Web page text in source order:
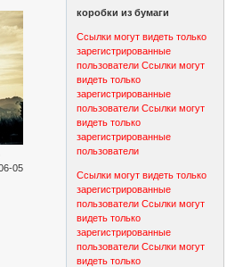
05
коробки из бумаги
Ссылки могут видеть только
зарегистрированные
пользователи Ссылки могут
видеть только
зарегистрированные
пользователи Ссылки могут
видеть только
зарегистрированные
пользователи
Ссылки могут видеть только
зарегистрированные
пользователи Ссылки могут
видеть только
зарегистрированные
пользователи Ссылки могут
видеть только